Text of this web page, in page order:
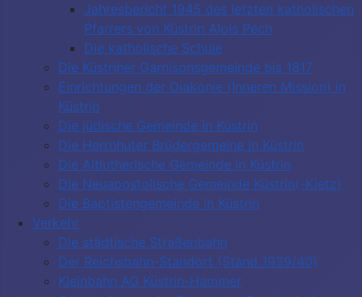
Jahresbericht 1945 des letzten katholischen
Pfarrers von Küstrin Alois Pech
Die katholische Schule
Die Küstriner Garnisonsgemeinde bis 1817
Einrichtungen der Diakonie (Inneren Mission) in
Küstrin
Die jüdische Gemeinde in Küstrin
Die Herrnhuter Brüdergemeine in Küstrin
Die Altlutherische Gemeinde in Küstrin
Die Neuapostolische Gemeinde Küstrin(-Kietz)
Die Baptistengemeinde in Küstrin
Verkehr
Die städtische Straßenbahn
Der Reichsbahn-Standort (Stand 1939/40)
Kleinbahn AG Küstrin-Hammer